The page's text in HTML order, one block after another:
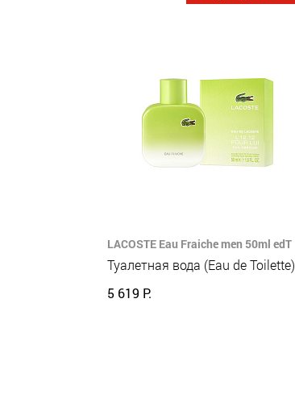
LACOSTE Eau Fraiche men 50ml edT
Туалетная вода (Eau de Toilette)
5 619 Р.